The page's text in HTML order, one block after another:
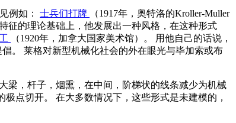
例如： 士兵们打牌
（1917年，奥特洛的Kroller-Muller
征的理论基础上，他发展出一种风格，在这种形式
（1920年，加拿大国家美术馆）。 用他自己的话说，
。 莱格对新型机械化社会的外在眼光与毕加索或布
梁，杆子，烟熏，在中间，阶梯状的线条减少为机械
点切开。 在大多数情况下，这些形式是未建模的，